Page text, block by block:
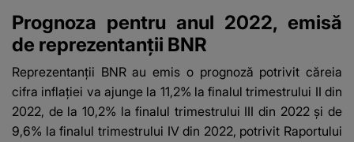
Prognoza pentru anul 2022, emisă
de reprezentanții BNR
Reprezentanții BNR au emis o prognoză potrivit căreia
cifra inflației va ajunge la 11,2% la finalul trimestrului II din
2022, de la 10,2% la finalul trimestrului III din 2022 și de
9,6% la finalul trimestrului IV din 2022, potrivit Raportului